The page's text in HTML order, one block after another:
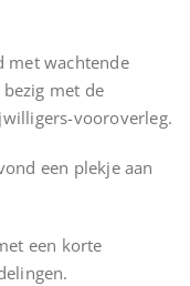
met wachtende
met de
vooroverleg.
een plekje aan
een korte